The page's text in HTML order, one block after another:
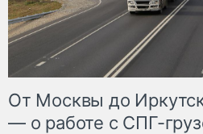
От Москвы до
— о работе с СПГ-